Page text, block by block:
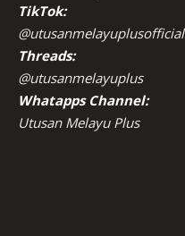
TikTok:
@utusanmelayuplusofficial
Threads:
@utusanmelayuplus
Whatapps Channel:
Utusan Melayu Plus